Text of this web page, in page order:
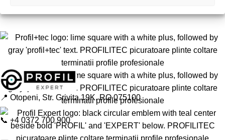
📍 Otopeni, Str. Grivita 19K, RO 075100
📞 +4 0372 700 900